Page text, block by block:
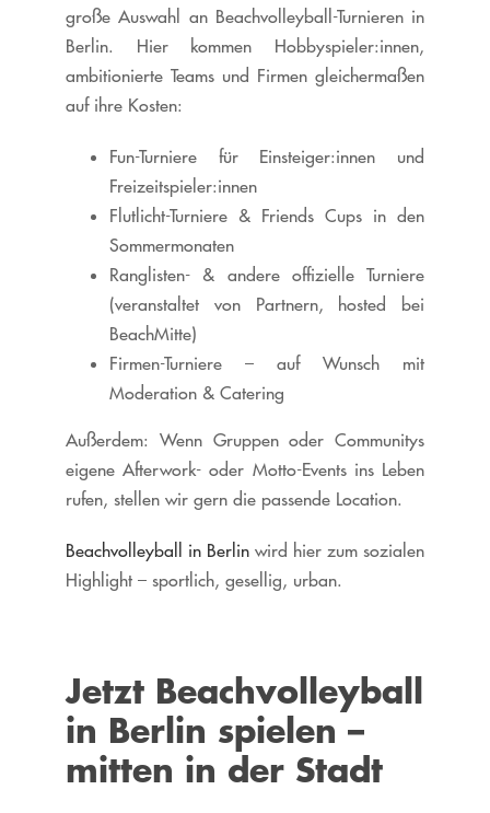
große Auswahl an Beachvolleyball-Turnieren in
Berlin. Hier kommen Hobbyspieler:innen,
ambitionierte Teams und Firmen gleichermaßen
auf ihre Kosten:
Fun-Turniere für Einsteiger:innen und
Freizeitspieler:innen
Flutlicht-Turniere & Friends Cups in den
Sommermonaten
Ranglisten- & andere offizielle Turniere
(veranstaltet von Partnern, hosted bei
BeachMitte)
Firmen-Turniere – auf Wunsch mit
Moderation & Catering
Außerdem: Wenn Gruppen oder Communitys
eigene Afterwork- oder Motto-Events ins Leben
rufen, stellen wir gern die passende Location.
Beachvolleyball in Berlin wird hier zum sozialen
Highlight – sportlich, gesellig, urban.
Jetzt Beachvolleyball
in Berlin spielen –
mitten in der Stadt